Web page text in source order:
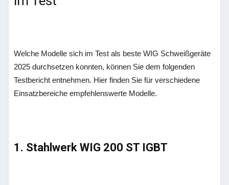
Welche Modelle sich im Test als beste WIG Schweißgeräte
2025 durchsetzen konnten, können Sie dem folgenden
Testbericht entnehmen. Hier finden Sie für verschiedene
Einsatzbereiche empfehlenswerte Modelle.
1. Stahlwerk WIG 200 ST IGBT